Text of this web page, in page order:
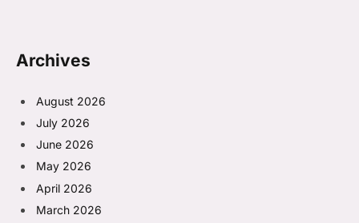
Archives
August 2026
July 2026
June 2026
May 2026
April 2026
March 2026